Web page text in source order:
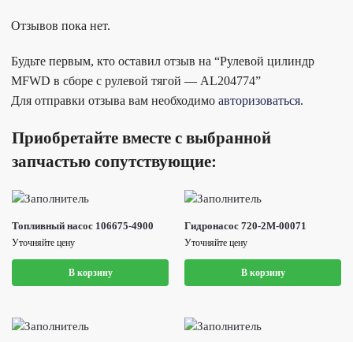
Отзывов пока нет.
Будьте первым, кто оставил отзыв на “Рулевой цилиндр
MFWD в сборе с рулевой тягой — AL204774”
Для отправки отзыва вам необходимо авторизоваться.
Приобретайте вместе с выбранной
запчастью сопутствующие:
Топливный насос 106675-4900
Уточняйте цену
В корзину
Гидронасос 720-2M-00071
Уточняйте цену
В корзину